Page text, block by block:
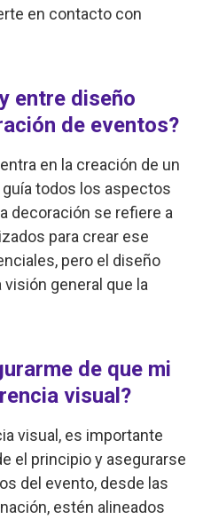
en contacto con
entre diseño
de eventos?
en la creación de un
todos los aspectos
decoración se refiere a
para crear ese
pero el diseño
general que la
de que mi
visual?
visual, es importante
el principio y asegurarse
del evento, desde las
estén alineados